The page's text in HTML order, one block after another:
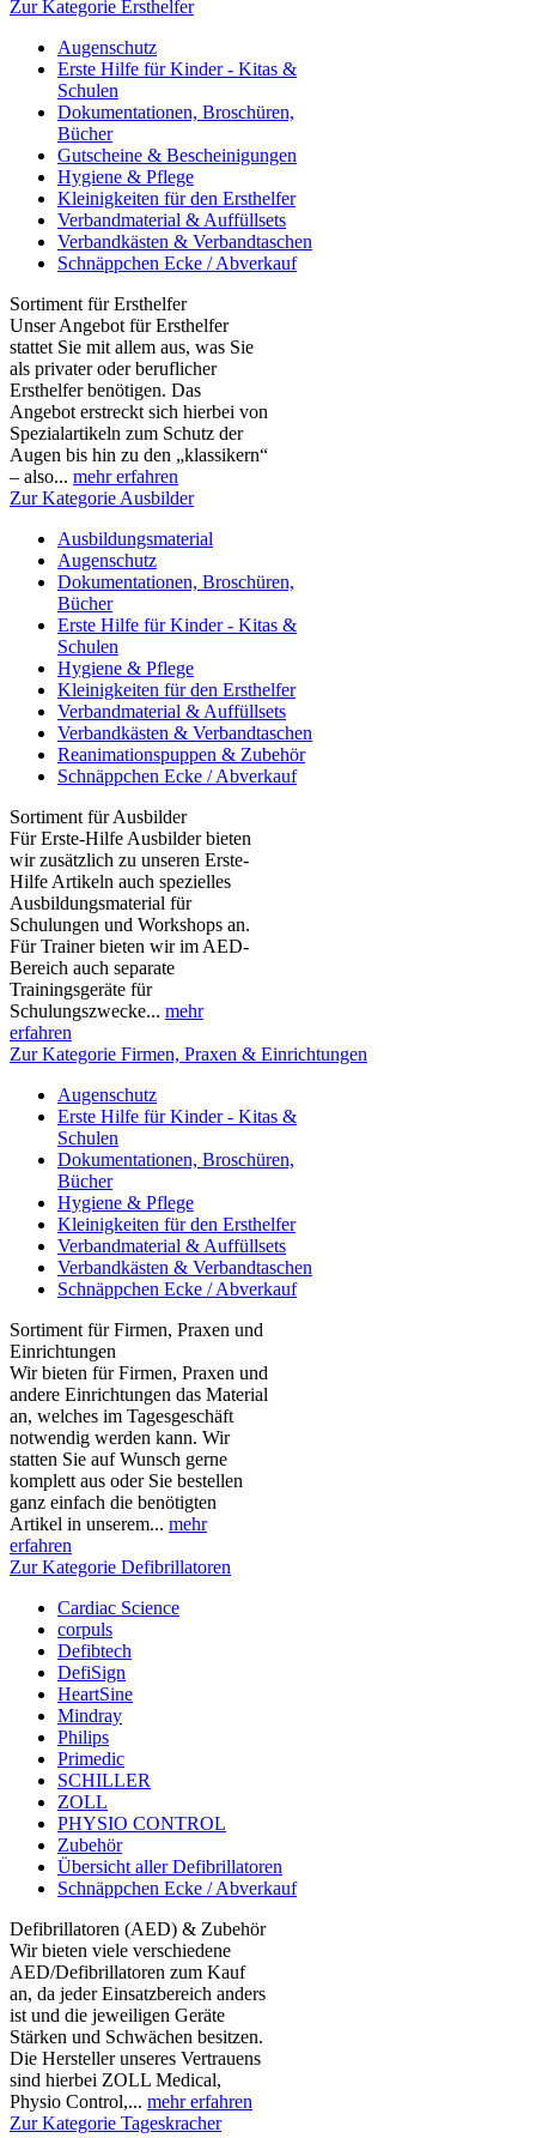
Zur Kategorie Ersthelfer
Augenschutz
Erste Hilfe für Kinder - Kitas &
Schulen
Dokumentationen, Broschüren,
Bücher
Gutscheine & Bescheinigungen
Hygiene & Pflege
Kleinigkeiten für den Ersthelfer
Verbandmaterial & Auffüllsets
Verbandkästen & Verbandtaschen
Schnäppchen Ecke / Abverkauf
Sortiment für Ersthelfer
Unser Angebot für Ersthelfer
stattet Sie mit allem aus, was Sie
als privater oder beruflicher
Ersthelfer benötigen. Das
Angebot erstreckt sich hierbei von
Spezialartikeln zum Schutz der
Augen bis hin zu den „klassikern“
– also... mehr erfahren
Zur Kategorie Ausbilder
Ausbildungsmaterial
Augenschutz
Dokumentationen, Broschüren,
Bücher
Erste Hilfe für Kinder - Kitas &
Schulen
Hygiene & Pflege
Kleinigkeiten für den Ersthelfer
Verbandmaterial & Auffüllsets
Verbandkästen & Verbandtaschen
Reanimationspuppen & Zubehör
Schnäppchen Ecke / Abverkauf
Sortiment für Ausbilder
Für Erste-Hilfe Ausbilder bieten
wir zusätzlich zu unseren Erste-
Hilfe Artikeln auch spezielles
Ausbildungsmaterial für
Schulungen und Workshops an.
Für Trainer bieten wir im AED-
Bereich auch separate
Trainingsgeräte für
Schulungszwecke... mehr
erfahren
Zur Kategorie Firmen, Praxen & Einrichtungen
Augenschutz
Erste Hilfe für Kinder - Kitas &
Schulen
Dokumentationen, Broschüren,
Bücher
Hygiene & Pflege
Kleinigkeiten für den Ersthelfer
Verbandmaterial & Auffüllsets
Verbandkästen & Verbandtaschen
Schnäppchen Ecke / Abverkauf
Sortiment für Firmen, Praxen und
Einrichtungen
Wir bieten für Firmen, Praxen und
andere Einrichtungen das Material
an, welches im Tagesgeschäft
notwendig werden kann. Wir
statten Sie auf Wunsch gerne
komplett aus oder Sie bestellen
ganz einfach die benötigten
Artikel in unserem... mehr
erfahren
Zur Kategorie Defibrillatoren
Cardiac Science
corpuls
Defibtech
DefiSign
HeartSine
Mindray
Philips
Primedic
SCHILLER
ZOLL
PHYSIO CONTROL
Zubehör
Übersicht aller Defibrillatoren
Schnäppchen Ecke / Abverkauf
Defibrillatoren (AED) & Zubehör
Wir bieten viele verschiedene
AED/Defibrillatoren zum Kauf
an, da jeder Einsatzbereich anders
ist und die jeweiligen Geräte
Stärken und Schwächen besitzen.
Die Hersteller unseres Vertrauens
sind hierbei ZOLL Medical,
Physio Control,... mehr erfahren
Zur Kategorie Tageskracher